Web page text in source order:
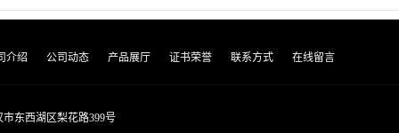
介绍 公司动态 产品展厅 证书荣誉 联系方式 在线留言
市东西湖区梨花路399号